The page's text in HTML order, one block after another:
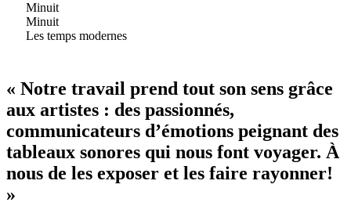
Minuit
Minuit
Les temps modernes
« Notre travail prend tout son sens grâce
aux artistes : des passionnés,
communicateurs d’émotions peignant des
tableaux sonores qui nous font voyager. À
nous de les exposer et les faire rayonner!
»